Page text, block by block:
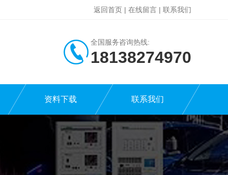
返回首页 | 在线留言 | 联系我们
全国服务咨询热线:
18138274970
资料下载 联系我们